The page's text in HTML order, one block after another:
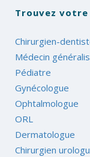
Trouvez
Chirurgien-
Médecin
Pédiatre
Gynécologue
Ophtalmologue
ORL
Dermatologue
Chirurgien